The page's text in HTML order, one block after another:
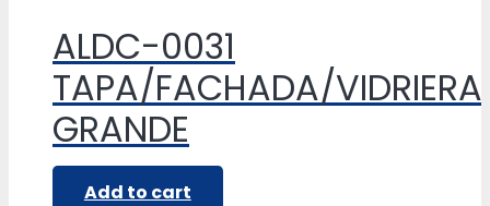
ALDC-0031
TAPA/FACHADA/VIDRIERA
GRANDE
Add to cart